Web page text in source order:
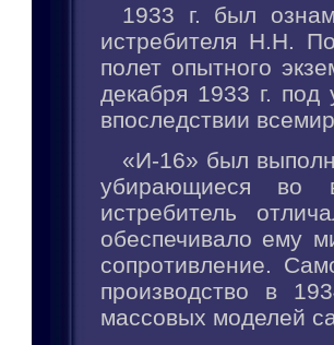
1933 г. был
истребителя Н.Н.
полет опытного
декабря 1933 г. под
впоследствии
«И-16» был
убирающиеся во
истребитель
обеспечивало ему
сопротивление.
производство в
массовых моделей